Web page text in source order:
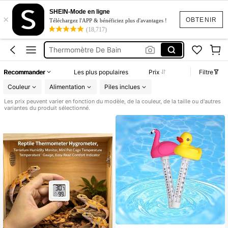
OBTENIR
×
SHEIN-Mode en ligne
Téléchargez l'APP & bénéficiez plus d'avantages !
(18,717)
Thermometre Aquarium
Thermomètre Piscine
Cachette Reptile
Thermomètre De Bain
Thermomètre Piscine
Recommander Les plus populaires Prix
Filtre
Couleur
Alimentation Piles inclues
Les prix peuvent varier en fonction du modèle, de la couleur, de la taille ou d'autres
variantes du produit sélectionné.